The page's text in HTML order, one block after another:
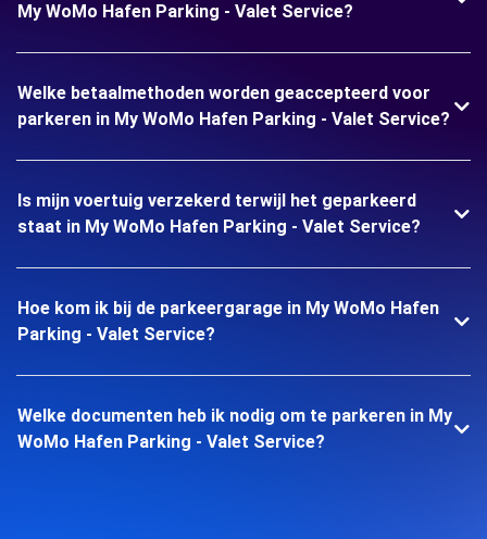
My WoMo Hafen Parking - Valet Service?
Welke betaalmethoden worden geaccepteerd voor
parkeren in My WoMo Hafen Parking - Valet Service?
Is mijn voertuig verzekerd terwijl het geparkeerd
staat in My WoMo Hafen Parking - Valet Service?
Hoe kom ik bij de parkeergarage in My WoMo Hafen
Parking - Valet Service?
Welke documenten heb ik nodig om te parkeren in My
WoMo Hafen Parking - Valet Service?